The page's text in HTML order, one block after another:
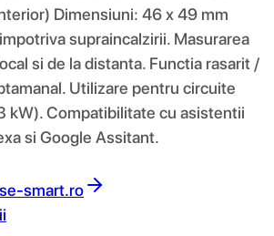
Dimensiuni: 46 x 49 mm
supraincalzirii. Masurarea
si de la distanta. Functia rasarit /
Utilizare pentru circuite
kW). Compatibilitate cu asistentii
si Google Assitant.
smart.ro